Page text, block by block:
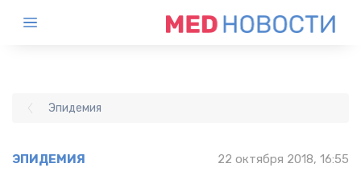
Эпидемия
ЭПИДЕМИЯ 22 октября 2018, 16:55